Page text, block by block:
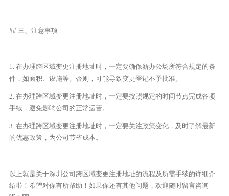
## 三、注意事项
1. 在办理跨区域变更注册地址时，一定要确保新办公场所符合规定的条
件，如面积、设施等。否则，可能导致变更登记不予批准。
2. 在办理跨区域变更注册地址时，一定要按照规定的时间节点完成各项
手续，避免影响公司的正常运营。
3. 在办理跨区域变更注册地址时，一定要关注政策变化，及时了解最新
的优惠政策，为公司节省成本。
以上就是关于深圳公司跨区域变更注册地址的流程及所需手续的详细介
绍啦！希望对你有所帮助！如果你还有其他问题，欢迎随时留言咨询